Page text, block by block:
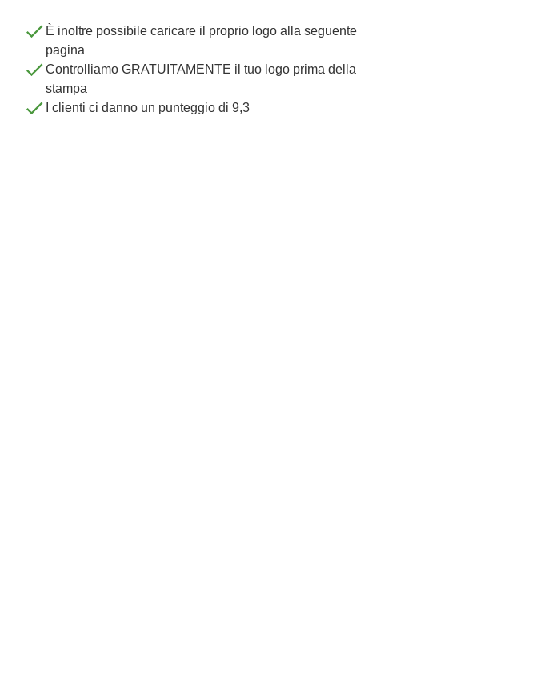
È inoltre possibile caricare il proprio logo alla seguente
pagina
Controlliamo GRATUITAMENTE il tuo logo prima della
stampa
I clienti ci danno un punteggio di 9,3